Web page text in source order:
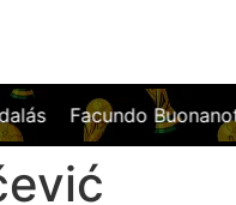
Buonanotte, nuevo